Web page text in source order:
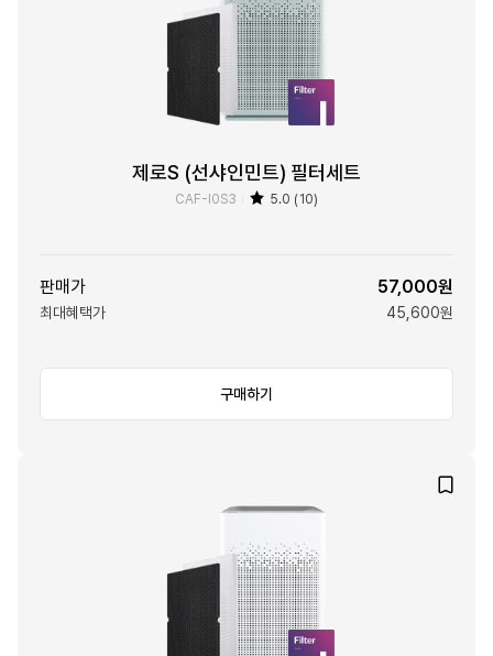
제로S (선샤인민트) 필터세트
CAF-I0S3 5.0 (10)
판매가 57,000원
최대혜택가 45,600원
구매하기